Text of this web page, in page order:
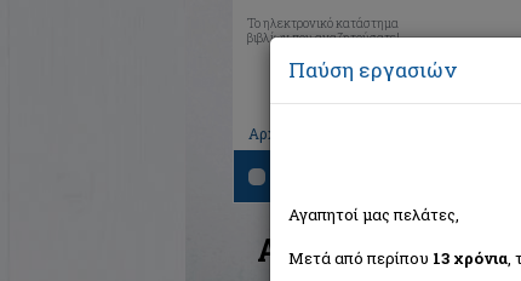
Το ηλεκτρονικό κατάστημα
βιβλίων που αναζητούσατε!
Αρχική
Αποτελέσματα
Παύση εργασιών
Αγαπητοί μας πελάτες,
Μετά από περίπου 13 χρόνια,